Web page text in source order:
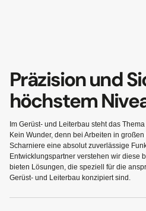
Präzision und
höchstem
Im Gerüst- und Leiterbau steht das
Kein Wunder, denn bei Arbeiten in
Scharniere eine absolut zuverlässige
Entwicklungspartner verstehen wir diese
bieten Lösungen, die speziell für die
Gerüst- und Leiterbau konzipiert sind.